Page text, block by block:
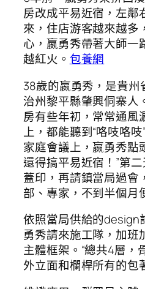
房改成平易近宿，左鄰
來，住店游客越來越多
心，嬴勇秀帶著大師一
越紅火。 包養網
38歲的嬴勇秀，是貴州
治州黎平縣肇興侗寨人
房有些年初，常常通風
上，都能聽到“咯吱咯
家庭會議上，嬴勇秀點
還得搞平易近宿！”第
蓋印，再請鎮當局過會
部、專家，不到半個月
依照當局供給的design
勇秀請來施工隊，加班
主體框架。“總共4層，
外立面和欄桿所有的包